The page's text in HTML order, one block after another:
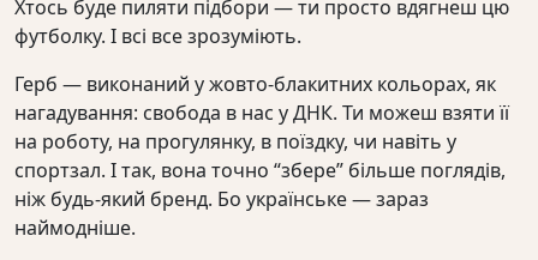
Хтось буде пиляти підбори — ти просто вдягнеш цю
футболку. І всі все зрозуміють.
Герб — виконаний у жовто-блакитних кольорах, як
нагадування: свобода в нас у ДНК. Ти можеш взяти її
на роботу, на прогулянку, в поїздку, чи навіть у
спортзал. І так, вона точно “збере” більше поглядів,
ніж будь-який бренд. Бо українське — зараз
наймодніше.